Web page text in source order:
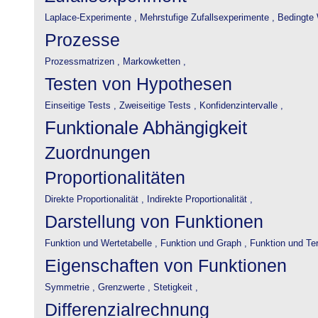
Laplace-Experimente , Mehrstufige Zufallsexperimente , Bedingte
Prozesse
Prozessmatrizen , Markowketten ,
Testen von Hypothesen
Einseitige Tests , Zweiseitige Tests , Konfidenzintervalle ,
Funktionale Abhängigkeit
Zuordnungen
Proportionalitäten
Direkte Proportionalität , Indirekte Proportionalität ,
Darstellung von Funktionen
Funktion und Wertetabelle , Funktion und Graph , Funktion und
Eigenschaften von Funktionen
Symmetrie , Grenzwerte , Stetigkeit ,
Differenzialrechnung